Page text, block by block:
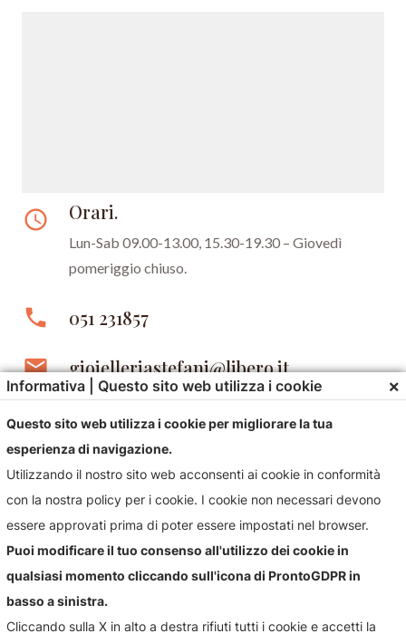
access_time Orari.
Lun-Sab 09.00-13.00, 15.30-19.30 –Giovedì
pomeriggio chiuso.
phone 051 231857
email gioielleriastefani@libero.it
Contattaci!
Contattaci per qualsiasi informazioni sul nostro negozio e i
suoi prodotti, sarà nostra premura risponderti più
celermente possibile.
Informativa | Questo sito web utilizza i cookie ×
Questo sito web utilizza i cookie per migliorare la tua
esperienza di navigazione.
Utilizzando il nostro sito web acconsenti ai cookie in conformità
con la nostra policy per i cookie. I cookie non necessari devono
essere approvati prima di poter essere impostati nel browser.
Puoi modificare il tuo consenso all'utilizzo dei cookie in
qualsiasi momento cliccando sull'icona di ProntoGDPR in
basso a sinistra.
Cliccando sulla X in alto a destra rifiuti tutti i cookie e accetti la